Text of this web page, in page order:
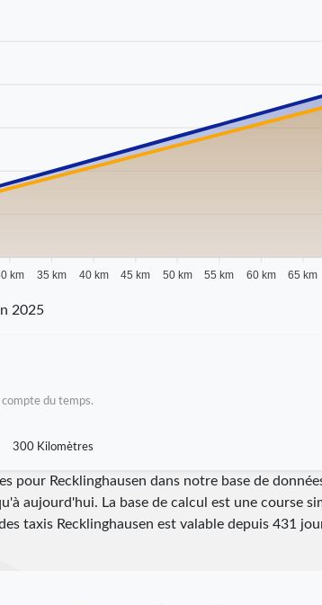
km 35 km 40 km 45 km 50 km 55 km 60 km 65 km
2025
compte du temps.
300 Kilomètres
pour Recklinghausen dans notre base de
aujourd'hui. La base de calcul est une course
taxis Recklinghausen est valable depuis 431